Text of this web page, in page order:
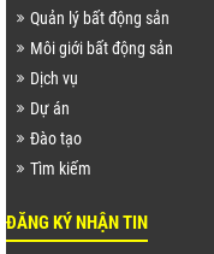
Quản lý bất động sản
Môi giới bất động sản
Dịch vụ
Dự án
Đào tạo
Tìm kiếm
ĐĂNG KÝ NHẬN TIN